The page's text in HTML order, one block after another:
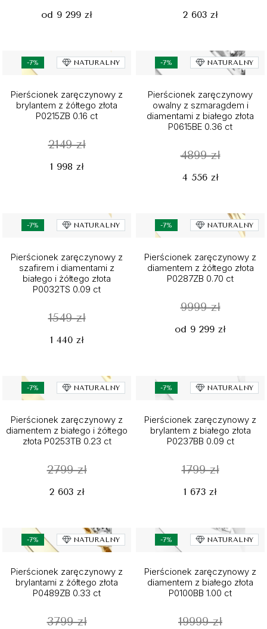
od 9 299 zł 2 603 zł
-7% NATURALNY
Pierścionek zaręczynowy z
brylantem z żółtego złota
P0215ZB 0.16 ct
2149 zł
1 998 zł
-7% NATURALNY
Pierścionek zaręczynowy
owalny z szmaragdem i
diamentami z białego złota
P0615BE 0.36 ct
4899 zł
4 556 zł
-7% NATURALNY
Pierścionek zaręczynowy z
szafirem i diamentami z
białego i żółtego złota
P0032TS 0.09 ct
1549 zł
1 440 zł
-7% NATURALNY
Pierścionek zaręczynowy z
diamentem z żółtego złota
P0287ZB 0.70 ct
9999 zł
od 9 299 zł
-7% NATURALNY
Pierścionek zaręczynowy z
diamentem z białego i żółtego
złota P0253TB 0.23 ct
2799 zł
2 603 zł
-7% NATURALNY
Pierścionek zaręczynowy z
brylantem z białego złota
P0237BB 0.09 ct
1799 zł
1 673 zł
-7% NATURALNY
Pierścionek zaręczynowy z
brylantami z żółtego złota
P0489ZB 0.33 ct
3799 zł
-7% NATURALNY
Pierścionek zaręczynowy z
diamentem z białego złota
P0100BB 1.00 ct
19999 zł